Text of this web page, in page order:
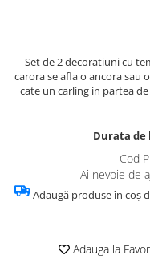
Set de 2 decoratiuni cu
carora se afla o ancora sau
cate un carling in partea
Durata de
Cod
Ai nevoie de
Adaugă produse în coș
Adauga la